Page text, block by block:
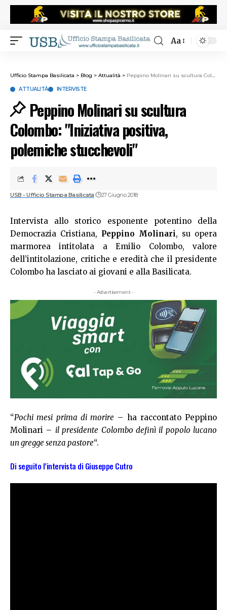
Aa
Ufficio Stampa Basilicata > Blog > Attualità > Peppino Molinari su scultura Colombo: "Iniziativa positiva, polemiche stucchevoli"
ATTUALITÀ INTERVISTE
Peppino Molinari su scultura
Colombo: "Iniziativa positiva,
polemiche stucchevoli"
USB - Ufficio Stampa Basilicata 27 Giugno 2018
Intervista allo storico esponente potentino della
Democrazia Cristiana, Peppino Molinari, su opera
marmorea intitolata a Emilio Colombo, valore
dell’intitolazione, critiche e eredità che il presidente
Colombo ha lasciato ai giovani e alla Basilicata.
- Advertisement -
“Pochi mesi prima di morire – ha raccontato Peppino
Molinari – il presidente Colombo definì il popolo lucano
un gregge senza pastore“.
Di seguito l’intervista di Giuseppe Cutro